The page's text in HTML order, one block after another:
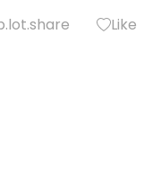
Like